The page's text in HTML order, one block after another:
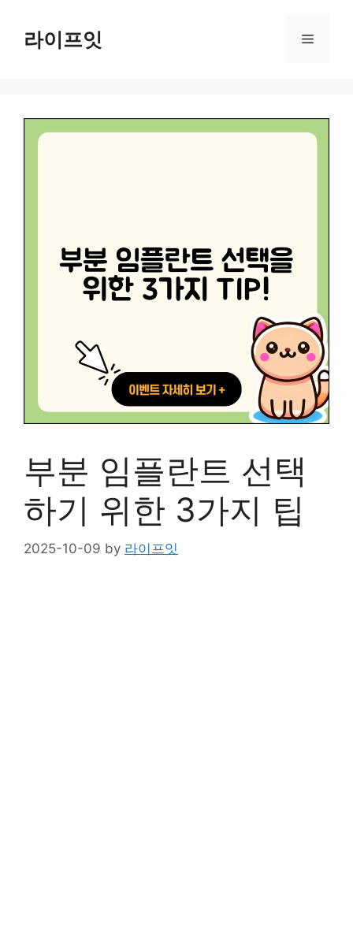
content라이프잇 Menu
부분 임플란트 선택
하기 위한 3가지 팁
2025-10-09 by 라이프잇